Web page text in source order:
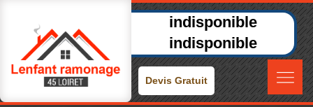
indisponible
indisponible
Devis Gratuit